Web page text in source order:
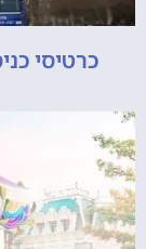
כרטיסי